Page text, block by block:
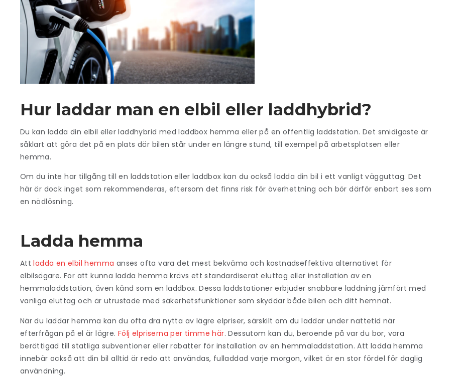
Hur laddar man en elbil eller laddhybrid?
Du kan ladda din elbil eller laddhybrid med laddbox hemma eller på en offentlig laddstation. Det smidigaste är
såklart att göra det på en plats där bilen står under en längre stund, till exempel på arbetsplatsen eller
hemma.
Om du inte har tillgång till en laddstation eller laddbox kan du också ladda din bil i ett vanligt vägguttag. Det
här är dock inget som rekommenderas, eftersom det finns risk för överhettning och bör därför enbart ses som
en nödlösning.
Ladda hemma
Attladda en elbil hemma anses ofta vara det mest bekväma och kostnadseffektiva alternativet för
elbilsägare. För att kunna ladda hemma krävs ett standardiserat eluttag eller installation av en
hemmaladdstation, även känd som en laddbox. Dessa laddstationer erbjuder snabbare laddning jämfört med
vanliga eluttag och är utrustade med säkerhetsfunktioner som skyddar både bilen och ditt hemnät.
När du laddar hemma kan du ofta dra nytta av lägre elpriser, särskilt om du laddar under nattetid när
efterfrågan på el är lägre. Följ elpriserna per timme här. Dessutom kan du, beroende på var du bor, vara
berättigad till statliga subventioner eller rabatter för installation av en hemmaladdstation. Att ladda hemma
innebär också att din bil alltid är redo att användas, fulladdad varje morgon, vilket är en stor fördel för daglig
användning.